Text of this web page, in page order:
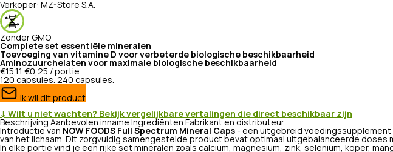
Verkoper: MZ-Store S.A.
Zonder GMO
Complete set essentiële mineralen
Toevoeging van vitamine D voor verbeterde biologische beschikbaarheid
Aminozuurchelaten voor maximale biologische beschikbaarheid
€15,11 €0,25 / portie
120 capsules. 240 capsules.
Ik wil dit product
↓ Wilt u niet wachten? Bekijk vergelijkbare vertalingen die direct beschikbaar zijn
Beschrijving Aanbevolen inname Ingrediënten Fabrikant en distributeur
Introductie van NOW FOODS Full Spectrum Mineral Caps - een uitgebreid
van het lichaam. Dit zorgvuldig samengestelde product bevat optimaal uitgebalanceerde doses
In elke portie vind je een rijke set mineralen zoals calcium, magnesium, zink, selenium, koper,